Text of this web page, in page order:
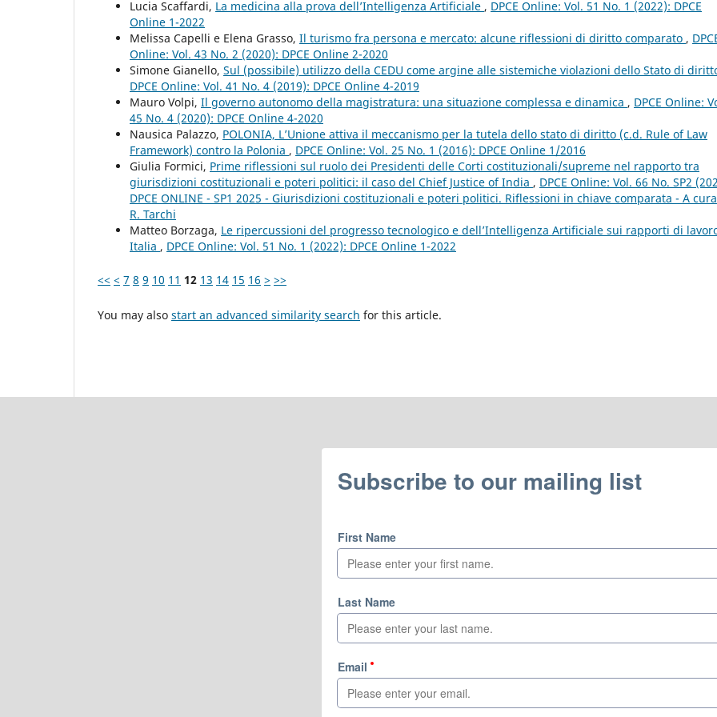
Lucia Scaffardi, La medicina alla prova dell’Intelligenza Artificiale , DPCE Online: Vol. 51 No. 1 (2022): DPCE
Online 1-2022
Melissa Capelli e Elena Grasso, Il turismo fra persona e mercato: alcune riflessioni di diritto comparato ,
Online: Vol. 43 No. 2 (2020): DPCE Online 2-2020
Simone Gianello, Sul (possibile) utilizzo della CEDU come argine alle sistemiche violazioni dello Stato di
DPCE Online: Vol. 41 No. 4 (2019): DPCE Online 4-2019
Mauro Volpi, Il governo autonomo della magistratura: una situazione complessa e dinamica , DPCE Online:
45 No. 4 (2020): DPCE Online 4-2020
Nausica Palazzo, POLONIA, L’Unione attiva il meccanismo per la tutela dello stato di diritto (c.d. Rule of Law
Framework) contro la Polonia , DPCE Online: Vol. 25 No. 1 (2016): DPCE Online 1/2016
Giulia Formici, Prime riflessioni sul ruolo dei Presidenti delle Corti costituzionali/supreme nel rapporto tra
giurisdizioni costituzionali e poteri politici: il caso del Chief Justice of India , DPCE Online: Vol. 66 No. SP2
DPCE ONLINE - SP1 2025 - Giurisdizioni costituzionali e poteri politici. Riflessioni in chiave comparata - A
R. Tarchi
Matteo Borzaga, Le ripercussioni del progresso tecnologico e dell’Intelligenza Artificiale sui rapporti di
Italia , DPCE Online: Vol. 51 No. 1 (2022): DPCE Online 1-2022
<< < 7 8 9 10 11 12 13 14 15 16 > >>
You may also start an advanced similarity search for this article.